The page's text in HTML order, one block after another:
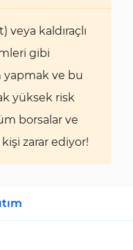
veya kaldıraçlı
gibi
yapmak ve bu
yüksek risk
borsalar ve
zarar ediyor!